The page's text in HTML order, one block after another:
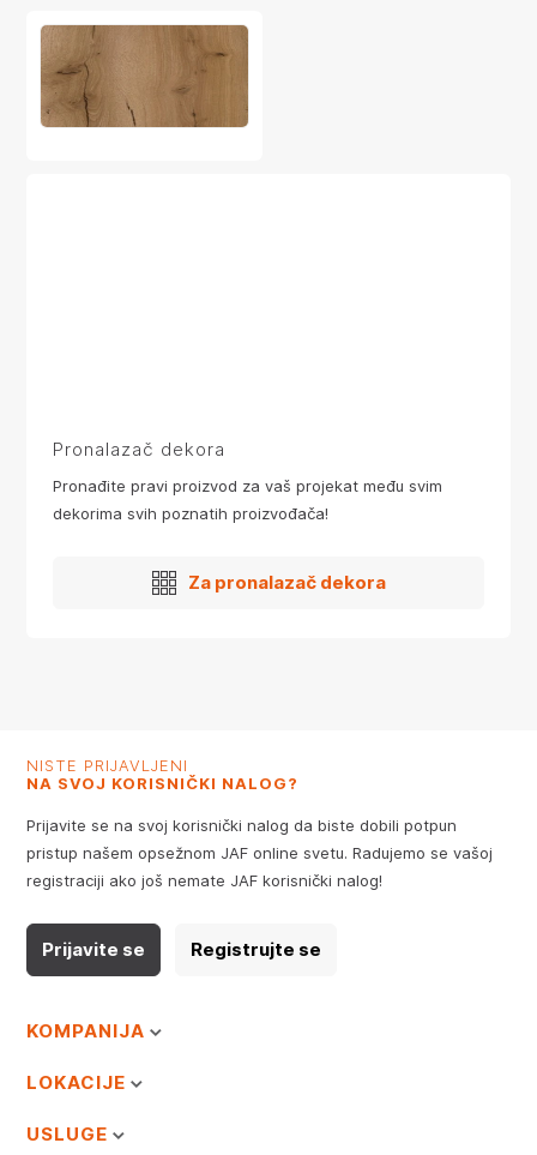
Pronalazač dekora
Pronađite pravi proizvod za vaš projekat među svim
dekorima svih poznatih proizvođača!
Za pronalazač dekora
NISTE PRIJAVLJENI
NA SVOJ KORISNIČKI NALOG?
Prijavite se na svoj korisnički nalog da biste dobili potpun
pristup našem opsežnom JAF online svetu. Radujemo se vašoj
registraciji ako još nemate JAF korisnički nalog!
Prijavite se Registrujte se
KOMPANIJA
LOKACIJE
USLUGE